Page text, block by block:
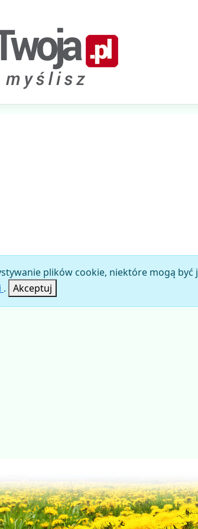
plików cookie, niektóre mogą być
. Akceptuj